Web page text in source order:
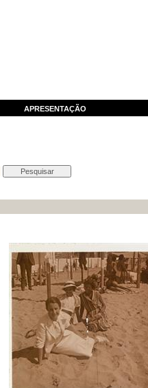
APRESENTAÇÃO